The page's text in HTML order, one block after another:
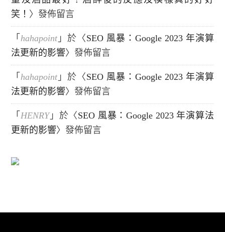
笑！ 〉發佈留言
「hahapoint 」於〈 SEO 風暴：Google 2023 年演算
法更新的影響〉發佈留言
「hahapoint 」於〈 SEO 風暴：Google 2023 年演算
法更新的影響〉發佈留言
「HENRY」於〈 SEO 風暴：Google 2023 年演算法
更新的影響〉發佈留言